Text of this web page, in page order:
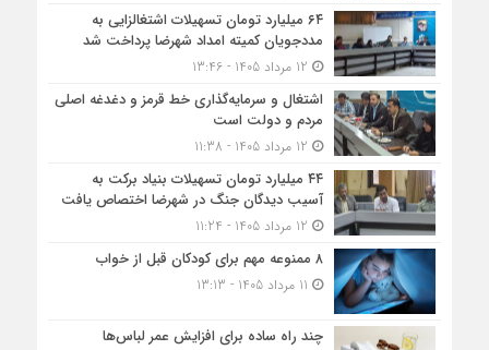
۶۴ میلیارد تومان تسهیلات اشتغالزایی به
مددجویان کمیته امداد شهرضا پرداخت شد
اشتغال و سرمایه‌گذاری خط قرمز و دغدغه اصلی
مردم و دولت است
۴۴ میلیارد تومان تسهیلات بنیاد برکت به
آسیب دیدگان جنگ در شهرضا اختصاص یافت
۸ ممنوعه مهم برای کودکان قبل از خواب
چند راه ساده برای افزایش عمر لباس‌ها